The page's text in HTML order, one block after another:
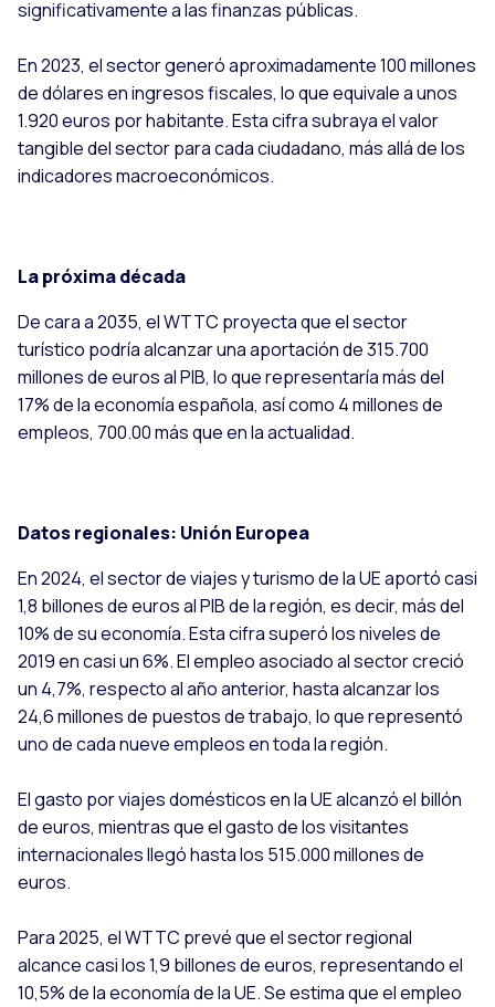
significativamente a las finanzas públicas.
En 2023, el sector generó aproximadamente 100 millones
de dólares en ingresos fiscales, lo que equivale a unos
1.920 euros por habitante. Esta cifra subraya el valor
tangible del sector para cada ciudadano, más allá de los
indicadores macroeconómicos.
La próxima década
De cara a 2035, el WTTC proyecta que el sector
turístico podría alcanzar una aportación de 315.700
millones de euros al PIB, lo que representaría más del
17% de la economía española, así como 4 millones de
empleos, 700.00 más que en la actualidad.
Datos regionales: Unión Europea
En 2024, el sector de viajes y turismo de la UE aportó casi
1,8 billones de euros al PIB de la región, es decir, más del
10% de su economía. Esta cifra superó los niveles de
2019 en casi un 6%. El empleo asociado al sector creció
un 4,7%, respecto al año anterior, hasta alcanzar los
24,6 millones de puestos de trabajo, lo que representó
uno de cada nueve empleos en toda la región.
El gasto por viajes domésticos en la UE alcanzó el billón
de euros, mientras que el gasto de los visitantes
internacionales llegó hasta los 515.000 millones de
euros.
Para 2025, el WTTC prevé que el sector regional
alcance casi los 1,9 billones de euros, representando el
10,5% de la economía de la UE. Se estima que el empleo